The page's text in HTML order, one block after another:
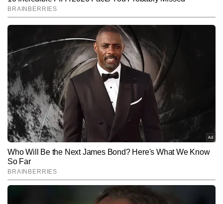
लवीना शर्मा AUTHOR
धरती का स्वर्ग कहे जाने वाले जम्मू-कश्मीर की रहने वाली हूं। पत्रकारिता में पोस्ट
ग्रेजुएट हूं। 10 साल से मीडिया में काम कर रही हूं। पत्रकारिता में करियर की
शुरुआत न्यूज 24 से हुई। इसके बाद तमाम चैनलों में काम किया। जहां स्क्रिप्ट
राइटिंग, एडिटिंग और एंकरिंग का अनुभव हासिल हुआ। रफ्तार यहीं नहीं रूकी अब
चाह थी कुछ नया करने की जिसके लिए मैंने डिजिटल मीडिया में स्विच किया और मैं
जनसत्ता से जुड़ गई। जनसत्ता में मैंने अध्यात्म सेक्शन लीड किया। इसके बाद
पत्रिका में सेवाएं दी और अब timesnowhindi.com से जु़ड़ी हूं। यहां भी मैं
अध्यात्म सेक्शन में कार्यरत हूं। भारतीय संस्कृति, अध्यात्म और ज्योतिष शास्त्र में
मेरा शुरू से ही लगाव रहा है। मेरी कोशिश रहती है कि मैं ऐसा कंटेट लिखूं जिससे बड़े
बुजुर्ग ही नहीं बल्कि आज के युवा भी कनेक्ट कर सकें।
Follow Us:
Subscribe to our daily Newsletter!